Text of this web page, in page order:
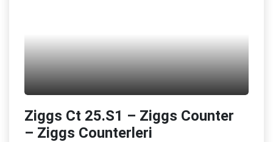
Ziggs Ct 25.S1 – Ziggs Counter
– Ziggs Counterleri